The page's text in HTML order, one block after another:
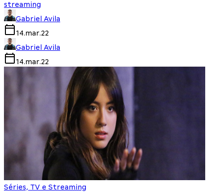
streaming
Gabriel Avila
14.mar.22
Gabriel Avila
14.mar.22
Séries, TV e Streaming